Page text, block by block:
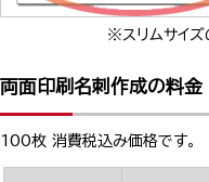
※スリムサイズ
両面印刷名刺作成の料金
100枚 消費税込み価格です。